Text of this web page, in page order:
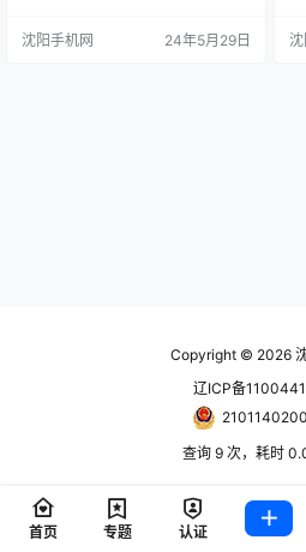
用、宽敞的内部空间。续航里程可
沈阳手机网 24年5月29日
Copyright © 2026
辽ICP备
查询 9 次，耗时
首页 专题 认证